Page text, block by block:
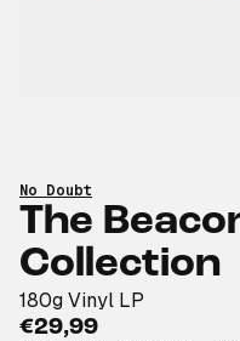
No Doubt
The
Collection
180g Vinyl LP
€29,99